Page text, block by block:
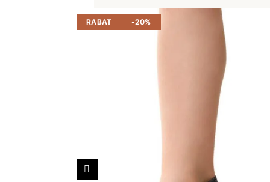
Jednokolorowe
Antypoślizgowe
RAJSTOPY
RABAT -20%
Poprzedni